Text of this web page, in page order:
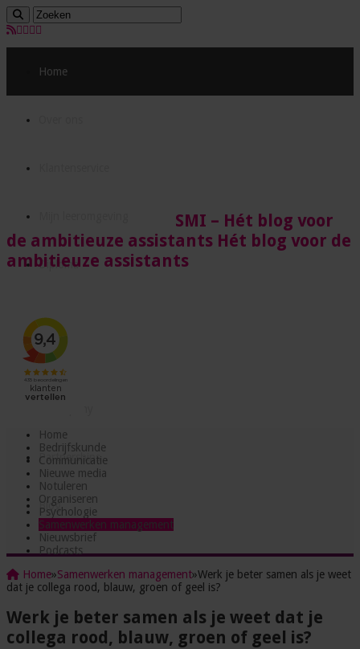
Home
Diploma
Testjes
Partnerships
Blog
SMI – Hét blog voor
de ambitieuze assistants Hét blog voor de
ambitieuze assistants
Home
Bedrijfskunde
Communicatie
Nieuwe media
Notuleren
Organiseren
Psychologie
Samenwerken management
Nieuwsbrief
Podcasts
Home»Samenwerken management»Werk je beter samen als je weet
dat je collega rood, blauw, groen of geel is?
Werk je beter samen als je weet dat je
collega rood, blauw, groen of geel is?